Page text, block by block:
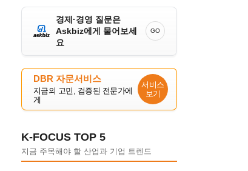
경제·경영 질문은
Askbiz에게 물어보세
요
GO
DBR 자문서비스
지금의 고민, 검증된 전문가에
게
서비스
보기
K-FOCUS TOP 5
지금 주목해야 할 산업과 기업 트렌드